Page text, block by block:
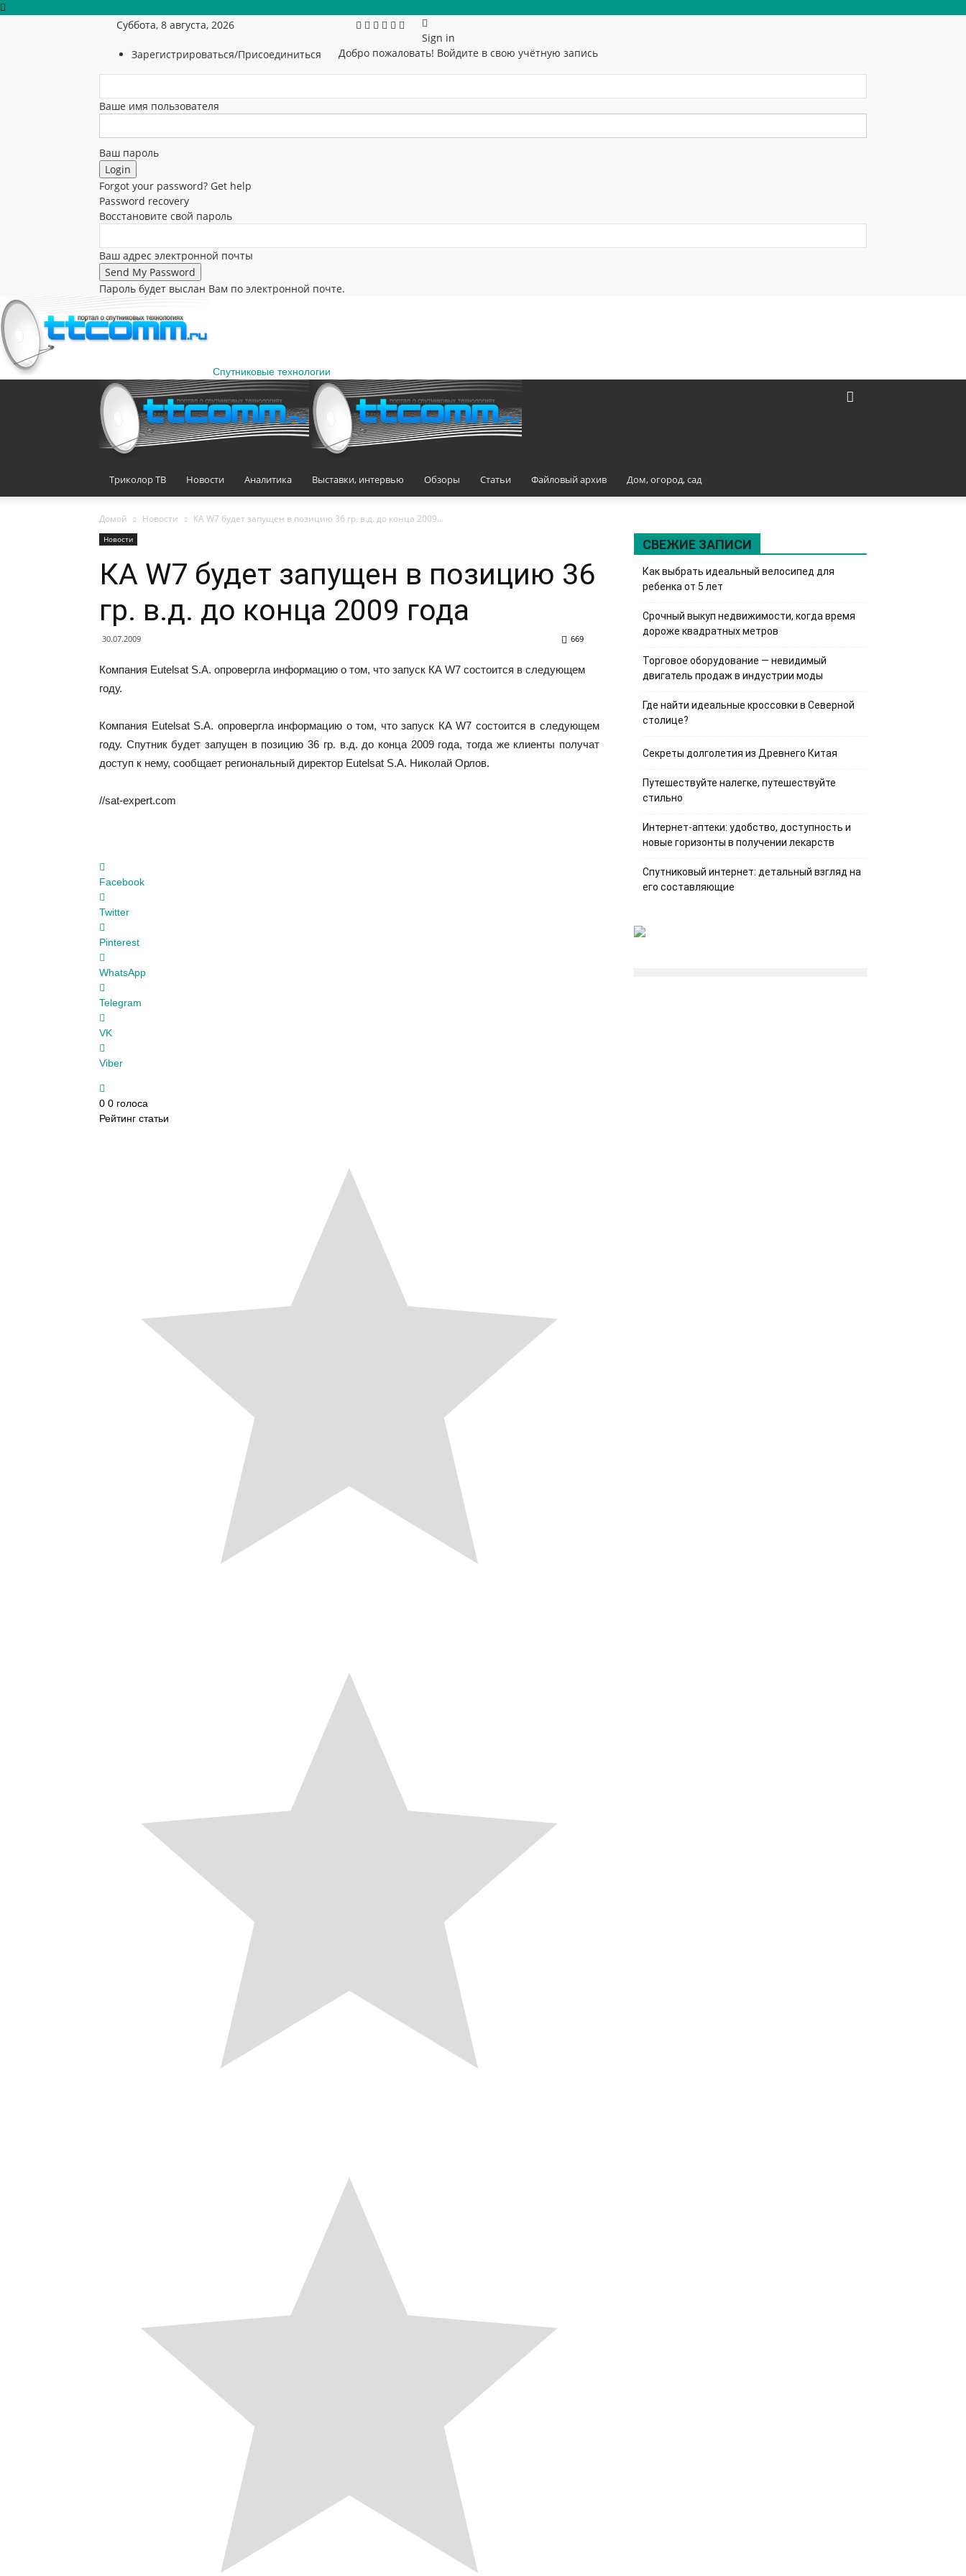
Суббота, 8 августа, 2026
Зарегистрироваться/Присоединиться
Sign in
Добро пожаловать! Войдите в свою учётную запись
Ваше имя пользователя
Ваш пароль
Forgot your password? Get help
Password recovery
Восстановите свой пароль
Ваш адрес электронной почты
Пароль будет выслан Вам по электронной почте.
Спутниковые технологии
Триколор ТВ Новости Аналитика Выставки, интервью Обзоры Статьи Файловый архив Дом, огород, сад
Домой Новости КА W7 будет запущен в позицию 36 гр. в.д. до конца 2009...
Новости
КА W7 будет запущен в позицию 36
гр. в.д. до конца 2009 года
30.07.2009 669
Компания Eutelsat S.A. опровергла информацию о том, что запуск КА W7 состоится в следующем
году.
Компания Eutelsat S.A. опровергла информацию о том, что запуск КА W7 состоится в следующем
году. Спутник будет запущен в позицию 36 гр. в.д. до конца 2009 года, тогда же клиенты получат
доступ к нему, сообщает региональный директор Eutelsat S.A. Николай Орлов.
//sat-expert.com
Facebook
Twitter
Pinterest
WhatsApp
Telegram
VK
Viber
0 0 голоса
Рейтинг статьи
СВЕЖИЕ ЗАПИСИ
Как выбрать идеальный велосипед для
ребенка от 5 лет
Срочный выкуп недвижимости, когда время
дороже квадратных метров
Торговое оборудование — невидимый
двигатель продаж в индустрии моды
Где найти идеальные кроссовки в Северной
столице?
Секреты долголетия из Древнего Китая
Путешествуйте налегке, путешествуйте
стильно
Интернет-аптеки: удобство, доступность и
новые горизонты в получении лекарств
Спутниковый интернет: детальный взгляд на
его составляющие